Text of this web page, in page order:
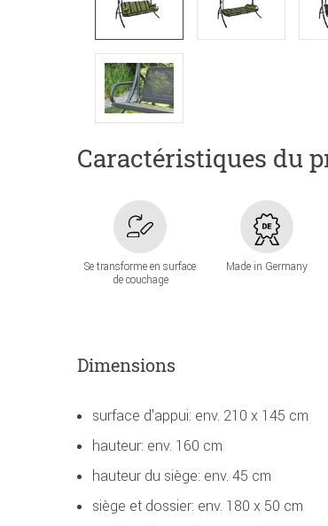
Caractéristiques du
Se transforme en surface
de couchage
Made in Germany
Dimensions
surface d'appui: env. 210 x 145 cm
hauteur: env. 160 cm
hauteur du siège: env. 45 cm
siège et dossier: env. 180 x 50 cm